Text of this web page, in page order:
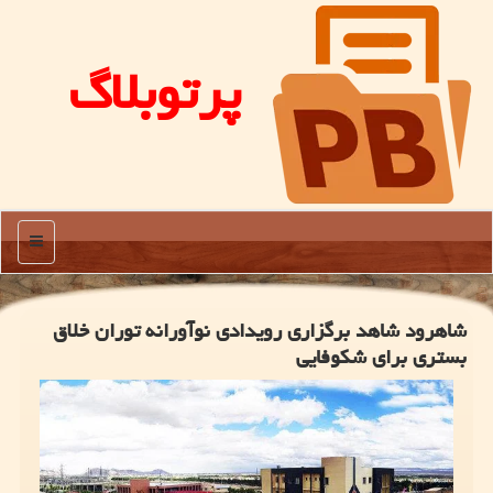
پرتوبلاگ
منو
شاهرود شاهد برگزاری رویدادی نوآورانه توران خلاق
بستری برای شکوفایی